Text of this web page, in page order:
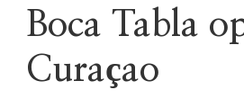
Boca Tabla
Curaçao